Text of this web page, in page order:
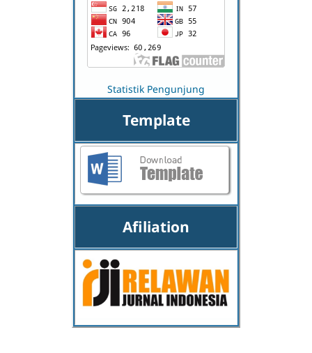
Statistik Pengunjung
Template
Afiliation